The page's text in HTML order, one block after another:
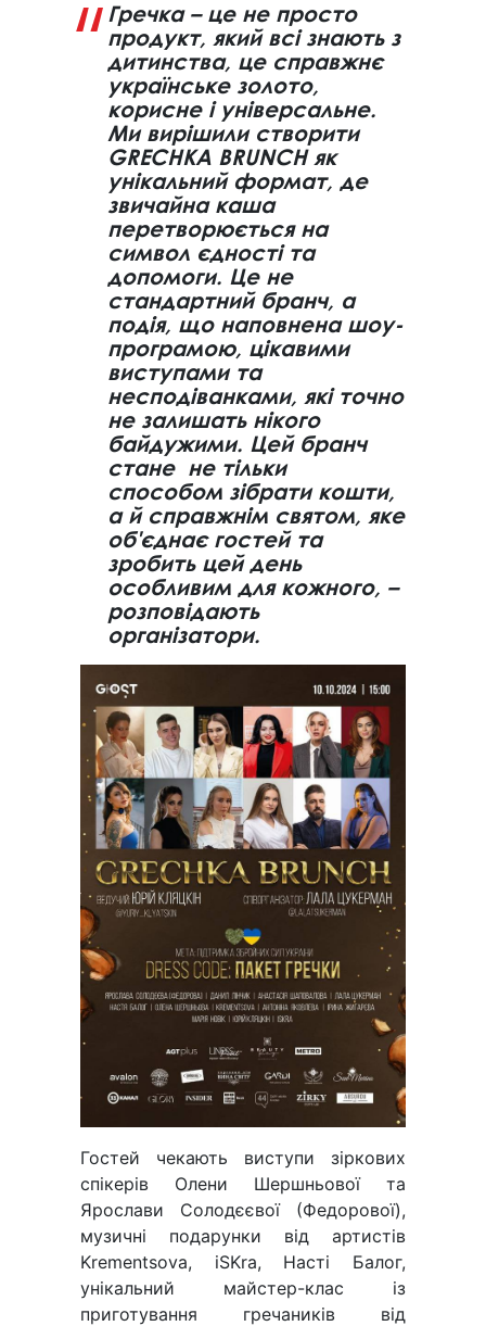
Гречка – це не просто
продукт, який всі знають з
дитинства, це справжнє
українське золото,
корисне і універсальне.
Ми вирішили створити
GRECHKA BRUNCH як
унікальний формат, де
звичайна каша
перетворюється на
символ єдності та
допомоги. Це не
стандартний бранч, а
подія, що наповнена шоу-
програмою, цікавими
виступами та
несподіванками, які точно
не залишать нікого
байдужими. Цей бранч
стане не тільки
способом зібрати кошти,
а й справжнім святом, яке
об'єднає гостей та
зробить цей день
особливим для кожного, –
розповідають
організатори.
Гостей чекають виступи зіркових
спікерів Олени Шершньової та
Ярослави Солодєєвої (Федорової),
музичні подарунки від артистів
Krementsova, iSKra, Насті Балог,
унікальний майстер-клас із
приготування гречаників від